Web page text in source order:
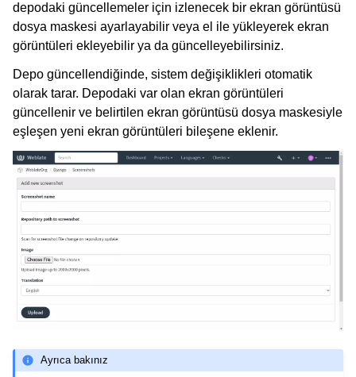
depodaki güncellemeler için izlenecek bir ekran görüntüsü
dosya maskesi ayarlayabilir veya el ile yükleyerek ekran
görüntüleri ekleyebilir ya da güncelleyebilirsiniz.
Depo güncellendiğinde, sistem değişiklikleri otomatik
olarak tarar. Depodaki var olan ekran görüntüleri
güncellenir ve belirtilen ekran görüntüsü dosya maskesiyle
eşleşen yeni ekran görüntüleri bileşene eklenir.
Ayrıca bakınız